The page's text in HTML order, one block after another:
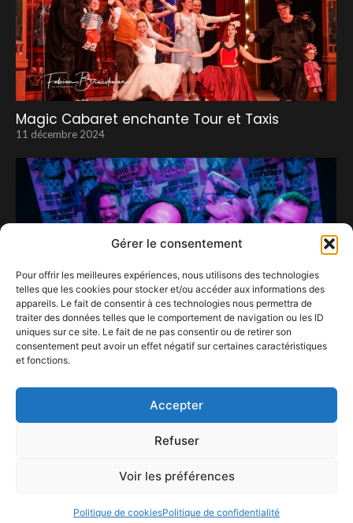
Gérer le consentement
Pour offrir les meilleures expériences, nous utilisons des technologies
telles que les cookies pour stocker et/ou accéder aux informations des
appareils. Le fait de consentir à ces technologies nous permettra de
traiter des données telles que le comportement de navigation ou les ID
uniques sur ce site. Le fait de ne pas consentir ou de retirer son
consentement peut avoir un effet négatif sur certaines caractéristiques
et fonctions.
Accepter
Refuser
Voir les préférences
Politique de cookiesPolitique de confidentialité
Magic Cabaret enchante Tour et Taxis
11 décembre 2024
29 novembre 2025